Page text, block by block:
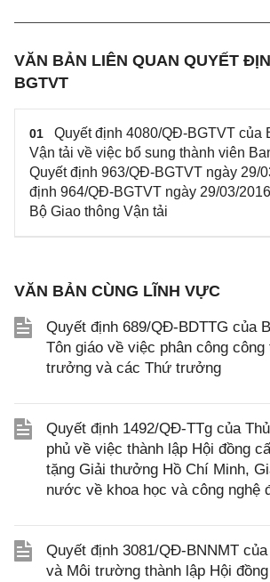
VĂN BẢN LIÊN QUAN QUYẾT
BGTVT
01
Quyết định 4080/QĐ-BGTVT của
Vận tải về việc bổ sung thành viên
Quyết định 963/QĐ-BGTVT ngày 29/
định 964/QĐ-BGTVT ngày 29/03/
Bộ Giao thông Vận tải
VĂN BẢN CÙNG LĨNH VỰC
Quyết định 689/QĐ-BDTTG của
Tôn giáo về việc phân công công
trưởng và các Thứ trưởng
Quyết định 1492/QĐ-TTg của
phủ về việc thành lập Hội đồng
tặng Giải thưởng Hồ Chí Minh,
nước về khoa học và công nghệ
Quyết định 3081/QĐ-BNNMT
và Môi trường thành lập Hội